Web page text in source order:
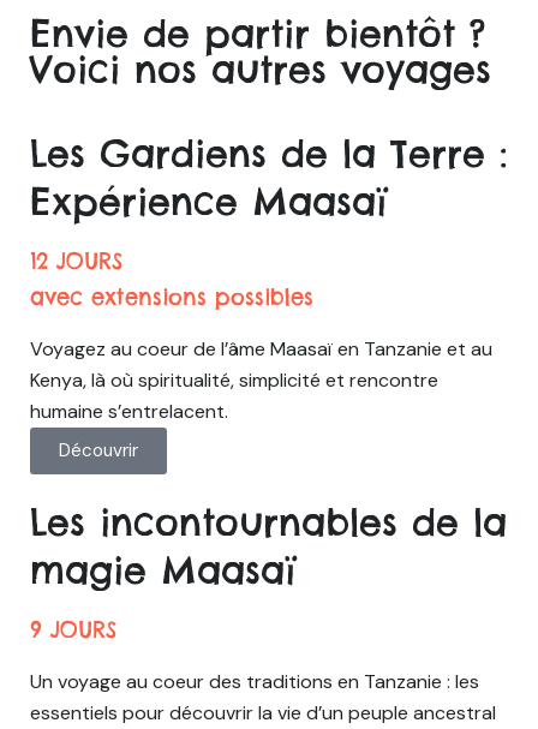
Envie de partir bientôt ?
Voici nos autres voyages
Les Gardiens de la Terre :
Expérience Maasaï
12 JOURS
avec extensions possibles
Voyagez au coeur de l’âme Maasaï en Tanzanie et au
Kenya, là où spiritualité, simplicité et rencontre
humaine s’entrelacent.
Découvrir
Les incontournables de la
magie Maasaï
9 JOURS
Un voyage au coeur des traditions en Tanzanie : les
essentiels pour découvrir la vie d’un peuple ancestral